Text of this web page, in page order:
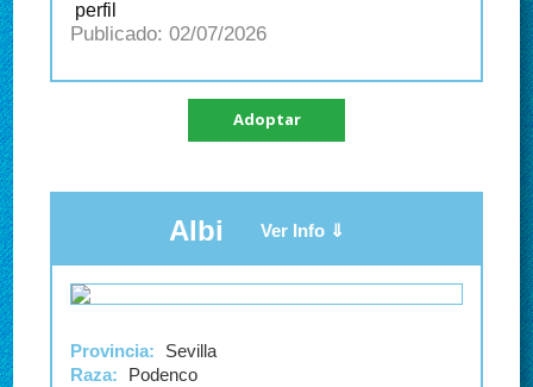
02/07/2026
Adoptar
Albi
Provincia:
Sevilla
Raza:
Podenco